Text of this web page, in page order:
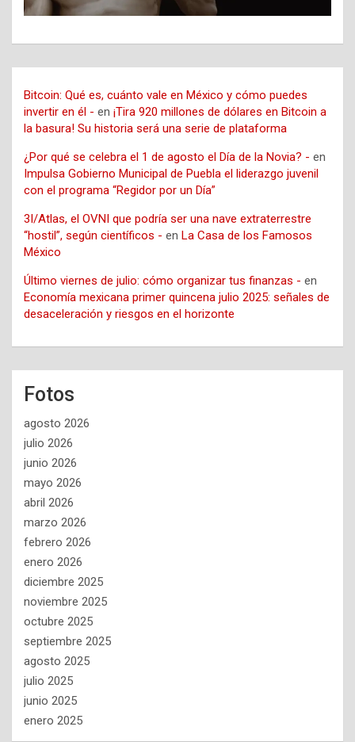
Bitcoin: Qué es, cuánto vale en México y cómo puedes
invertir en él - en ¡Tira 920 millones de dólares en Bitcoin a
la basura! Su historia será una serie de plataforma
¿Por qué se celebra el 1 de agosto el Día de la Novia? - en
Impulsa Gobierno Municipal de Puebla el liderazgo juvenil
con el programa “Regidor por un Día”
3I/Atlas, el OVNI que podría ser una nave extraterrestre
“hostil”, según científicos - en La Casa de los Famosos
México
Último viernes de julio: cómo organizar tus finanzas - en
Economía mexicana primer quincena julio 2025: señales de
desaceleración y riesgos en el horizonte
Fotos
agosto 2026
julio 2026
junio 2026
mayo 2026
abril 2026
marzo 2026
febrero 2026
enero 2026
diciembre 2025
noviembre 2025
octubre 2025
septiembre 2025
agosto 2025
julio 2025
junio 2025
enero 2025